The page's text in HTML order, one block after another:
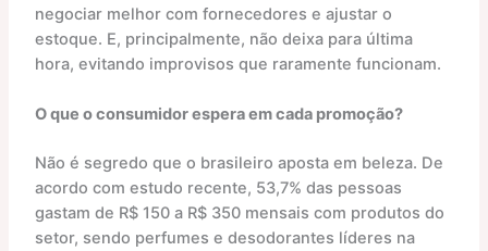
negociar melhor com fornecedores e ajustar o
estoque. E, principalmente, não deixa para última
hora, evitando improvisos que raramente funcionam.
O que o consumidor espera em cada promoção?
Não é segredo que o brasileiro aposta em beleza. De
acordo com estudo recente, 53,7% das pessoas
gastam de R$ 150 a R$ 350 mensais com produtos do
setor, sendo perfumes e desodorantes líderes na